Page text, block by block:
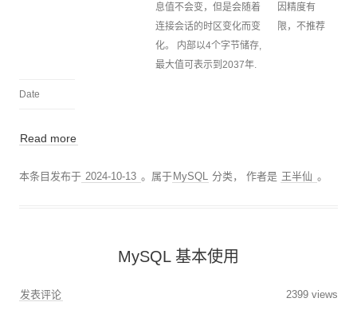
息值不会变，但是会随着
连接会话的时区变化而变
化。 内部以4个字节储存,
最大值可表示到2037年.
因精度有
限，不推荐
Date
Read more
本条目发布于 2024-10-13 。属于 MySQL 分类，作者是 王半仙 。
MySQL 基本使用
发表评论 2399 views